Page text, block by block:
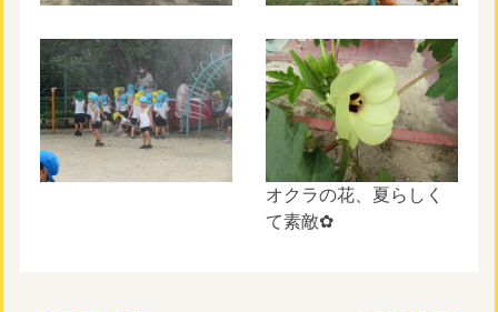
オクラの花、夏らしく
て素敵✿